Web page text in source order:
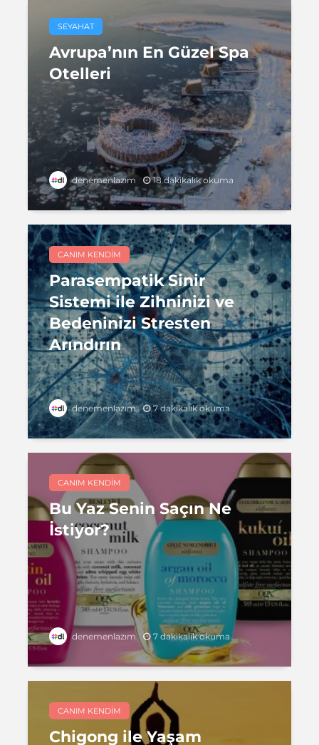
SEYAHAT
Avrupa’nın En Güzel Spa
Otelleri
denemenlazım 18 dakikalık okuma
CANIM KENDIM
Parasempatik Sinir
Sistemi ile Zihninizi ve
Bedeninizi Stresten
Arındırın
denemenlazım 7 dakikalık okuma
CANIM KENDIM
Bu Yaz Senin Saçın Ne
İstiyor?
denemenlazım 7 dakikalık okuma
CANIM KENDIM
Chigong ile Yaşam